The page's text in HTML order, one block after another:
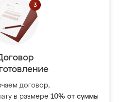
договор,
в размере 10% от суммы